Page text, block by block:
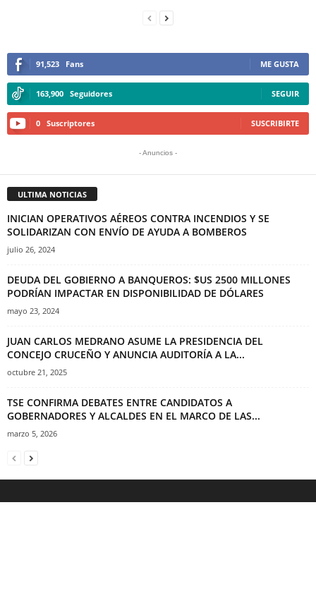
91,523 Fans ME GUSTA
163,900 Seguidores SEGUIR
0 Suscriptores SUSCRIBIRTE
- Anuncios -
ULTIMA NOTICIAS
INICIAN OPERATIVOS AÉREOS CONTRA INCENDIOS Y SE
SOLIDARIZAN CON ENVÍO DE AYUDA A BOMBEROS
julio 26, 2024
DEUDA DEL GOBIERNO A BANQUEROS: $US 2500 MILLONES
PODRÍAN IMPACTAR EN DISPONIBILIDAD DE DÓLARES
mayo 23, 2024
JUAN CARLOS MEDRANO ASUME LA PRESIDENCIA DEL
CONCEJO CRUCEÑO Y ANUNCIA AUDITORÍA A LA...
octubre 21, 2025
TSE CONFIRMA DEBATES ENTRE CANDIDATOS A
GOBERNADORES Y ALCALDES EN EL MARCO DE LAS...
marzo 5, 2026